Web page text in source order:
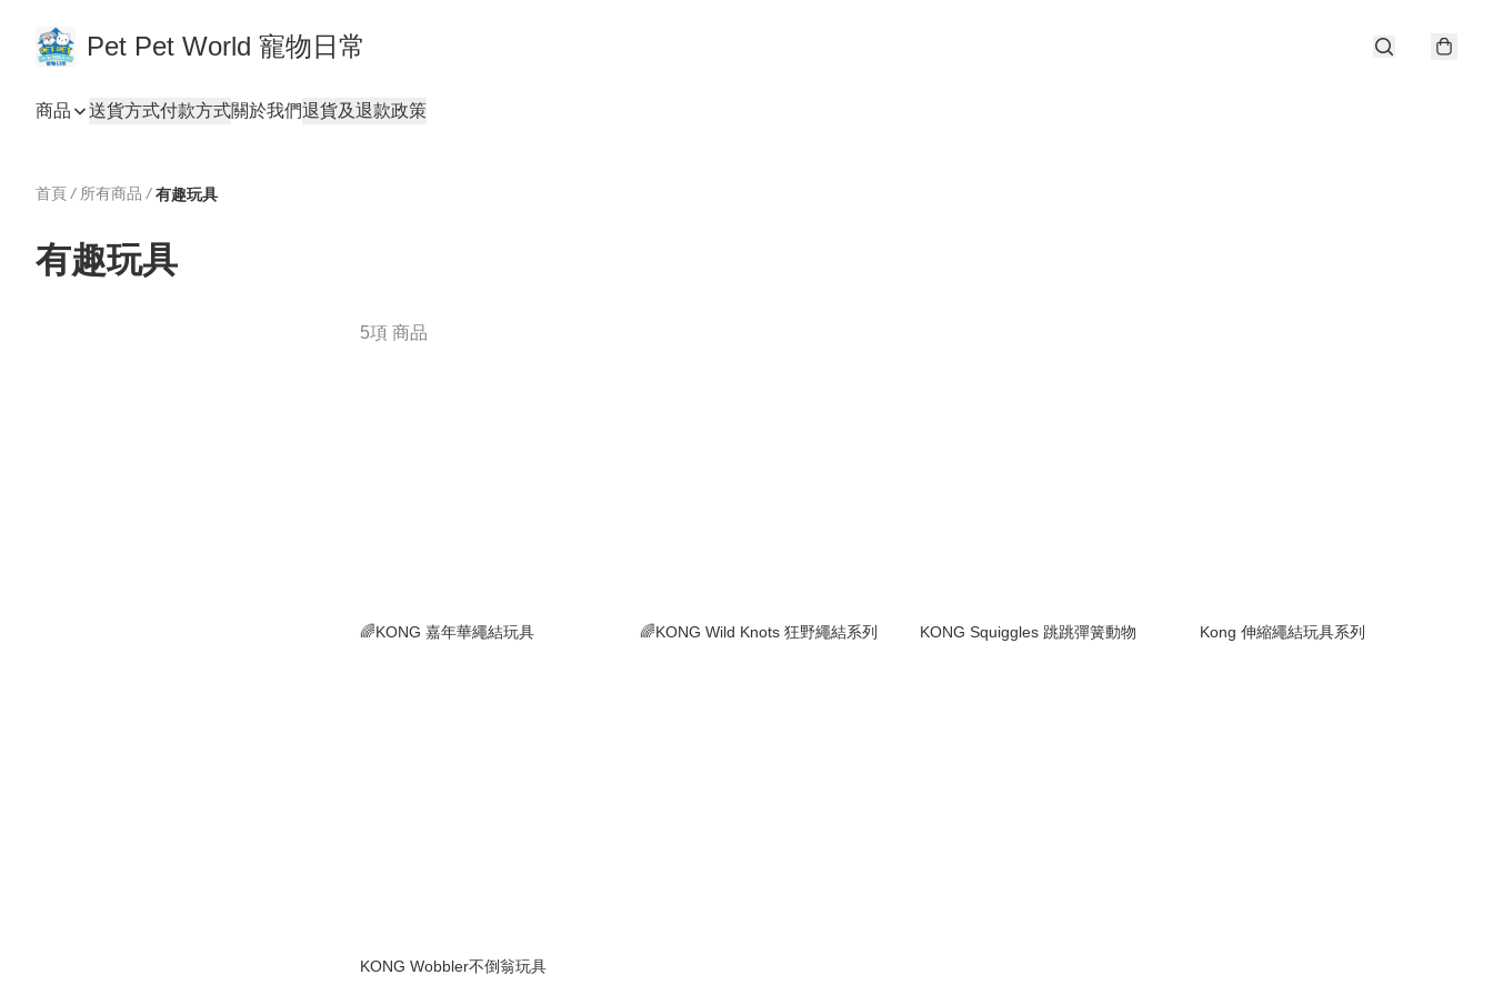
Pet Pet World 寵物日常
商品 送貨方式付款方式關於我們退貨及退款政策
首頁 / 所有商品 / 有趣玩具
有趣玩具
5項 商品
🌈KONG 嘉年華繩結玩具 🌈KONG Wild Knots 狂野繩結系列 KONG Squiggles 跳跳彈簧動物 Kong 伸縮繩結玩具系列
KONG Wobbler不倒翁玩具